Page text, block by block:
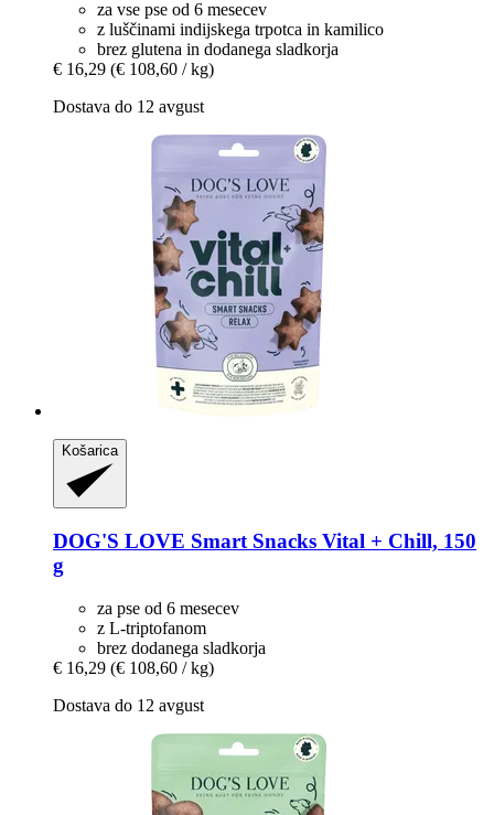
za vse pse od 6 mesecev
z luščinami indijskega trpotca in kamilico
brez glutena in dodanega sladkorja
€ 16,29 (€ 108,60 / kg)
Dostava do 12 avgust
Košarica
DOG'S LOVE Smart Snacks Vital + Chill, 150
g
za pse od 6 mesecev
z L-triptofanom
brez dodanega sladkorja
€ 16,29 (€ 108,60 / kg)
Dostava do 12 avgust